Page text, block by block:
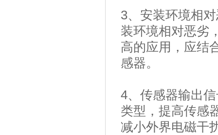
3、安装环境相
装环境相对恶劣
高的应用，应结
感器。
4、传感器输出
类型，提高传感
减小外界电磁干